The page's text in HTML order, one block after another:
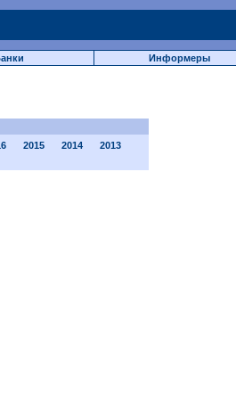
Информеры
2015 2014
2013